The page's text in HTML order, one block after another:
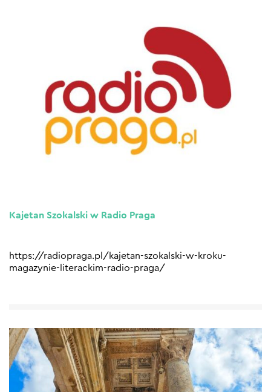
Kajetan Szokalski w Radio Praga
https://radiopraga.pl/kajetan-szokalski-w-kroku-
magazynie-literackim-radio-praga/